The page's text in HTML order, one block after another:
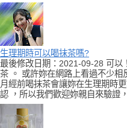
生理期時可以喝抹茶嗎?
最後修改日期：2021-09-28 可以
茶 。 或許妳在網路上看過不少
月經前喝抹茶會讓妳在生理期時
認 ，所以我們歡迎妳親自來驗證